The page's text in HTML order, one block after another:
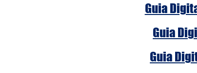
Guia
Guia
Guia